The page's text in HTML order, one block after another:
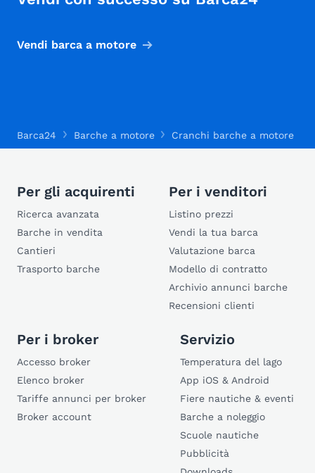
Vendi barca a motore
Barca24 Barche a motore Cranchi barche a motore
Per gli acquirenti
Ricerca avanzata
Barche in vendita
Cantieri
Trasporto barche
Per i venditori
Listino prezzi
Vendi la tua barca
Valutazione barca
Modello di contratto
Archivio annunci barche
Recensioni clienti
Per i broker
Accesso broker
Elenco broker
Tariffe annunci per broker
Broker account
Servizio
Temperatura del lago
App iOS & Android
Fiere nautiche & eventi
Barche a noleggio
Scuole nautiche
Pubblicità